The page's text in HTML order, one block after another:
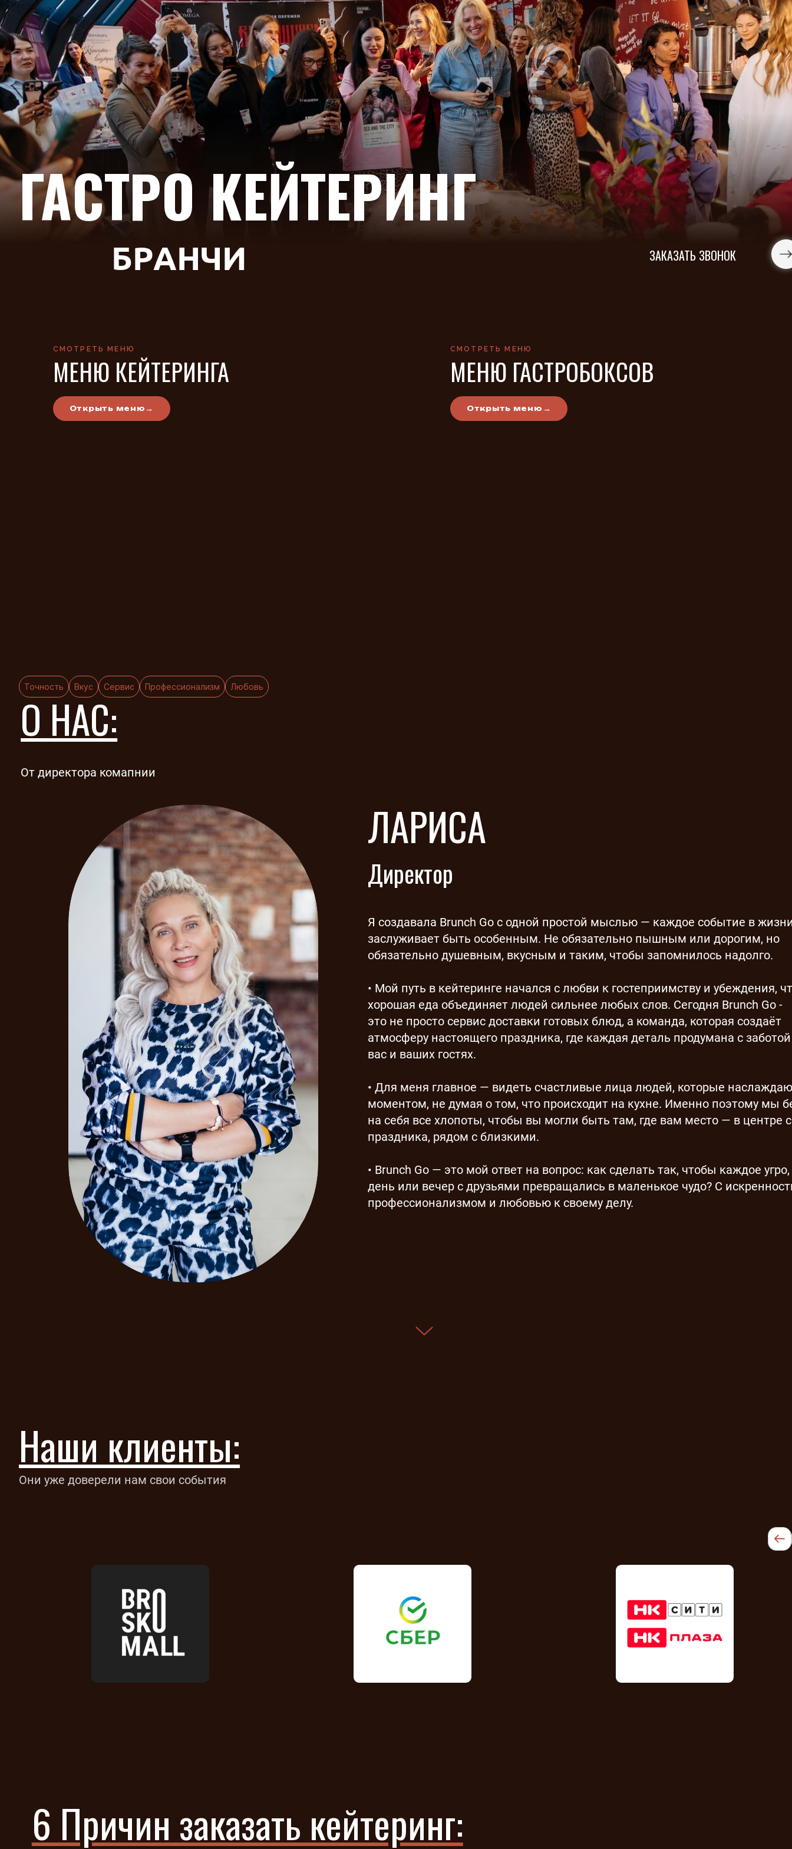
ГАСТРО КЕЙТЕРИНГ
ФУДЗОН ЗАКАЗАТЬ ЗВОНОК
СМОТРЕТЬ МЕНЮ
МЕНЮ КЕЙТЕРИНГА
Открыть меню →
СМОТРЕТЬ МЕНЮ
МЕНЮ ГАСТРОБОКСОВ
Открыть меню →
Точность Вкус Сервис Профессионализм Любовь
О НАС:
От директора комапнии
ЛАРИСА
Директор
Я создавала Brunch Go с одной простой мыслью — каждое событие в
заслуживает быть особенным. Не обязательно пышным или дорогим, но
обязательно душевным, вкусным и таким, чтобы запомнилось надолго.
• Мой путь в кейтеринге начался с любви к гостеприимству и убеждения,
хорошая еда объединяет людей сильнее любых слов. Сегодня Brunch Go -
это не просто сервис доставки готовых блюд, а команда, которая создаёт
атмосферу настоящего праздника, где каждая деталь продумана с
вас и ваших гостях.
• Для меня главное — видеть счастливые лица людей, которые
моментом, не думая о том, что происходит на кухне. Именно поэтому мы
на себя все хлопоты, чтобы вы могли быть там, где вам место — в центре
праздника, рядом с близкими.
• Brunch Go — это мой ответ на вопрос: как сделать так, чтобы каждое угро,
день или вечер с друзьями превращались в маленькое чудо? С
профессионализмом и любовью к своему делу.
Наши клиенты:
Они уже доверели нам свои события
6 Причин заказать кейтеринг: